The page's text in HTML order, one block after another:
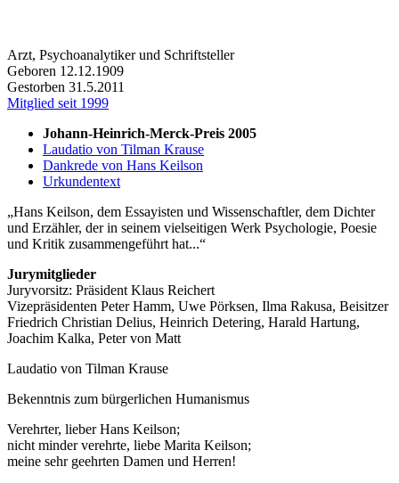
Arzt, Psychoanalytiker und Schriftsteller
Geboren 12.12.1909
Gestorben 31.5.2011
Mitglied seit 1999
Johann-Heinrich-Merck-Preis 2005
Laudatio von Tilman Krause
Dankrede von Hans Keilson
Urkundentext
Hans Keilson, dem Essayisten und Wissenschaftler, dem Dichter
und Erzähler, der in seinem vielseitigen Werk Psychologie, Poesie
und Kritik zusammengeführt hat...
Jurymitglieder
Juryvorsitz: Präsident Klaus Reichert
Vizepräsidenten Peter Hamm, Uwe Pörksen, Ilma Rakusa, Beisitzer
Friedrich Christian Delius, Heinrich Detering, Harald Hartung,
Joachim Kalka, Peter von Matt
Laudatio von Tilman Krause
Bekenntnis zum bürgerlichen Humanismus
Verehrter, lieber Hans Keilson;
nicht minder verehrte, liebe Marita Keilson;
meine sehr geehrten Damen und Herren!